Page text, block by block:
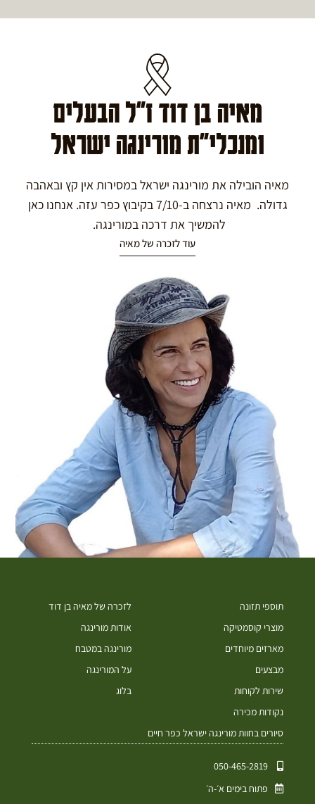
מאיה בן דוד ז"ל הבעלים
ומנכלי"ת מורינגה ישראל
מאיה הובילה את מורינגה ישראל במסירות אין קץ ובאהבה
גדולה. מאיה נרצחה ב-7/10 בקיבוץ כפר עזה. אנחנו כאן
להמשיך את דרכה במורינגה.
עוד לזכרה של מאיה
תוספי תזונה
מוצרי קוסמטיקה
מארזים מיוחדים
מבצעים
שירות לקוחות
נקודות מכירה
סיורים בחוות מורינגה ישראל כפר חיים
לזכרה של מאיה בן דוד
אודות מורינגה
מורינגה במטבח
על המורינגה
בלוג
050-465-2819⁩
פתוח בימים א׳-ה׳